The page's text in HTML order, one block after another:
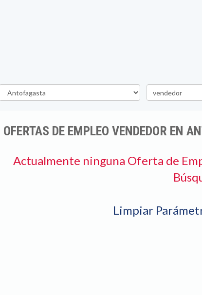
Palabra
clave
OFERTAS DE EMPLEO VENDEDOR EN
Actualmente ninguna Oferta de
Limpiar